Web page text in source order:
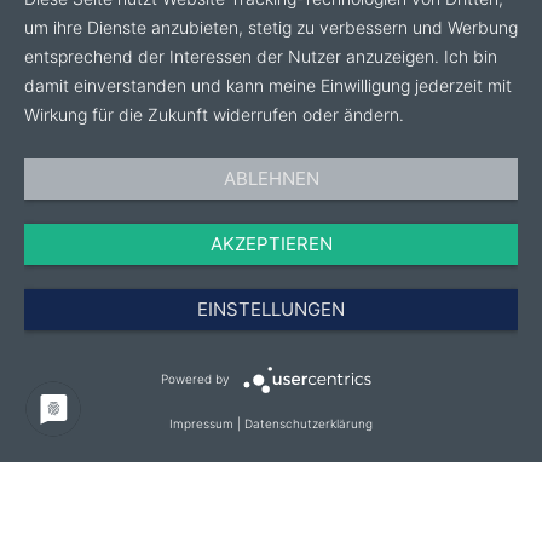
um ihre Dienste anzubieten, stetig zu verbessern und Werbung
entsprechend der Interessen der Nutzer anzuzeigen. Ich bin
damit einverstanden und kann meine Einwilligung jederzeit mit
Wirkung für die Zukunft widerrufen oder ändern.
ABLEHNEN
AKZEPTIEREN
EINSTELLUNGEN
Powered by
Impressum Datenschutzerklärung